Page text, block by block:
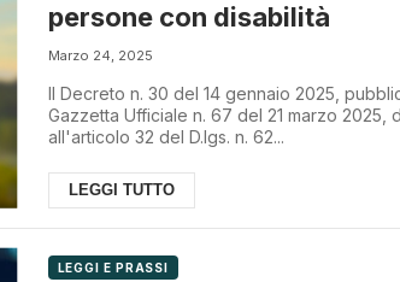
persone con disabilità
Marzo 24, 2025
Il Decreto n. 30 del 14 gennaio 2025,
Gazzetta Ufficiale n. 67 del 21 marzo 2025,
all'articolo 32 del D.lgs. n. 62...
LEGGI TUTTO
LEGGI E PRASSI